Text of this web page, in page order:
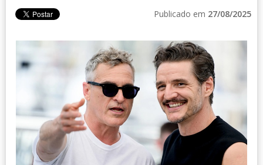
Publicado em 27/08/2025